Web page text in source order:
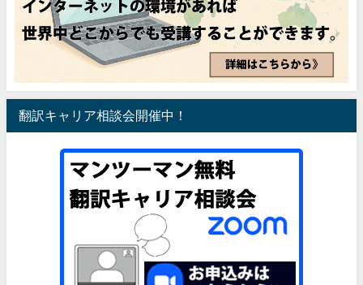
翻訳キャリア相談会開催中！